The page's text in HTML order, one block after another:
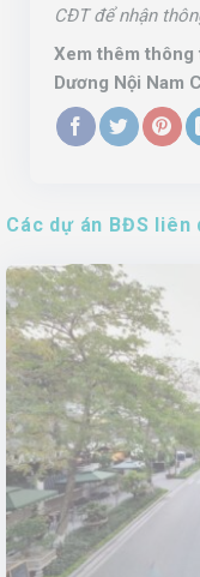
CĐT để nhận
Xem thêm thông
Dương Nội Nam
Các dự án BĐS liên